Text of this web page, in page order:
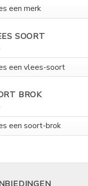
SOORT
BROK